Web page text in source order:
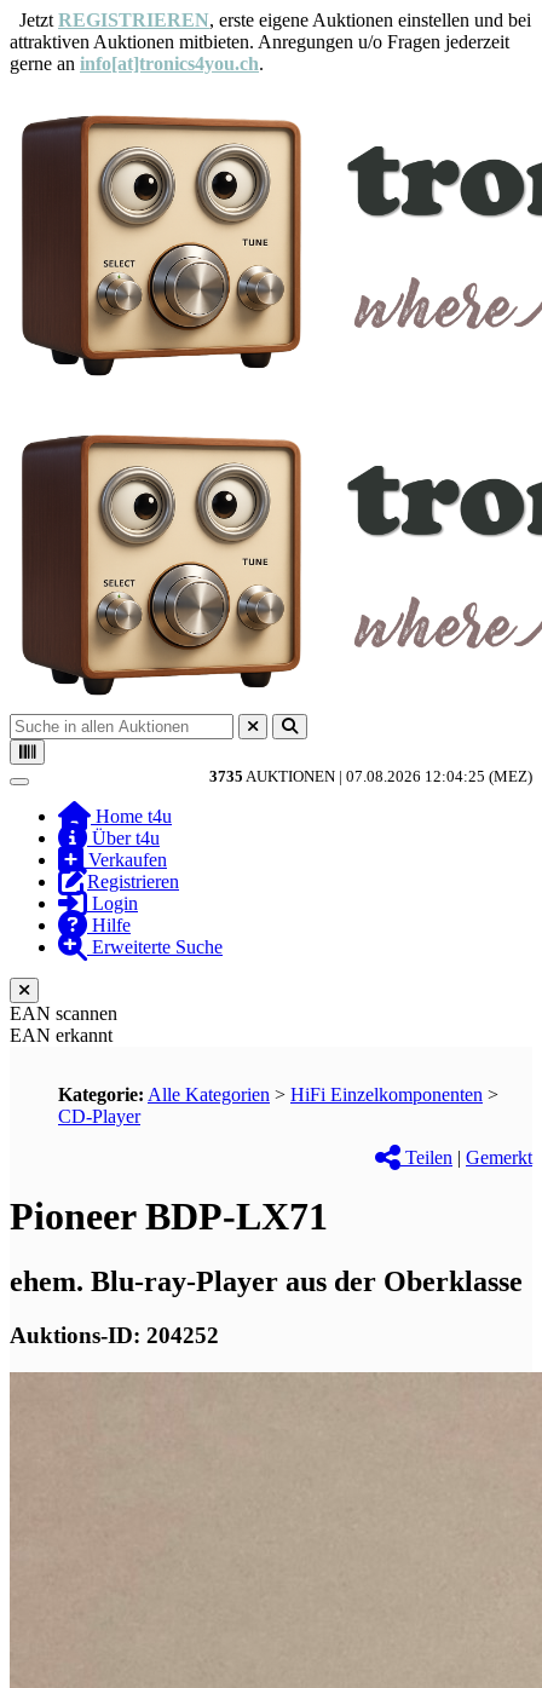
Jetzt REGISTRIEREN, erste eigene Auktionen einstellen und bei
attraktiven Auktionen mitbieten. Anregungen u/o Fragen jederzeit
gerne an info[at]tronics4you.ch.
3735 AUKTIONEN | 07.08.2026 12:04:25 (MEZ)
Toggle navigation
Home t4u
Über t4u
Verkaufen
Registrieren
Login
Hilfe
Erweiterte Suche
EAN scannen
EAN erkannt
Kategorie: Alle Kategorien > HiFi Einzelkomponenten >
CD-Player
Teilen | Gemerkt
Pioneer BDP-LX71
ehem. Blu-ray-Player aus der Oberklasse
Auktions-ID: 204252